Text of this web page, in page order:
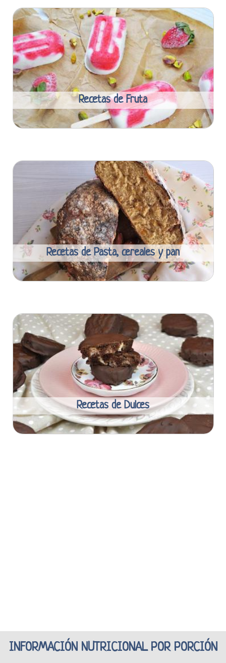
Recetas de Fruta
Recetas de Pasta, cereales y pan
Recetas de Dulces
INFORMACIÓN NUTRICIONAL POR PORCIÓN